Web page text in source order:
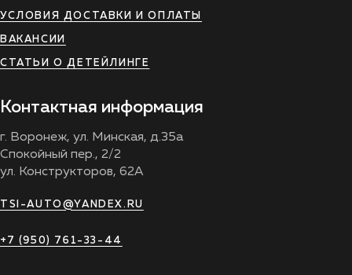
УСЛОВИЯ ДОСТАВКИ И ОПЛАТЫ
ВАКАНСИИ
СТАТЬИ О ДЕТЕЙЛИНГЕ
Контактная информация
г. Воронеж, ул. Минская, д.35а
Спокойный пер., 2/2
ул. Конструкторов, 62А
TSI-AUTO@YANDEX.RU
+7 (950) 761-33-44